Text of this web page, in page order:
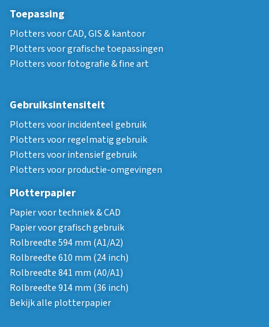
Toepassing
Plotters voor CAD, GIS & kantoor
Plotters voor grafische toepassingen
Plotters voor fotografie & fine art
Gebruiksintensiteit
Plotters voor incidenteel gebruik
Plotters voor regelmatig gebruik
Plotters voor intensief gebruik
Plotters voor productie-omgevingen
Plotterpapier
Papier voor techniek & CAD
Papier voor grafisch gebruik
Rolbreedte 594 mm (A1/A2)
Rolbreedte 610 mm (24 inch)
Rolbreedte 841 mm (A0/A1)
Rolbreedte 914 mm (36 inch)
Bekijk alle plotterpapier